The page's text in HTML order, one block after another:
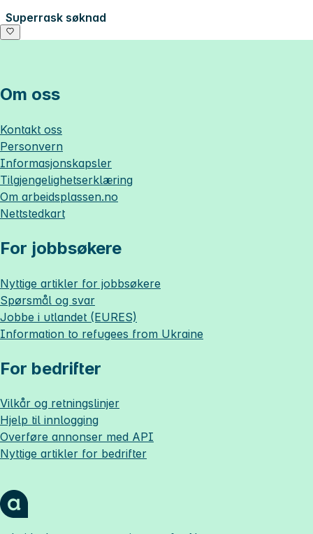
Superrask søknad
Om oss
Kontakt oss
Personvern
Informasjonskapsler
Tilgjengelighetserklæring
Om arbeidsplassen.no
Nettstedkart
For jobbsøkere
Nyttige artikler for jobbsøkere
Spørsmål og svar
Jobbe i utlandet (EURES)
Information to refugees from Ukraine
For bedrifter
Vilkår og retningslinjer
Hjelp til innlogging
Overføre annonser med API
Nyttige artikler for bedrifter